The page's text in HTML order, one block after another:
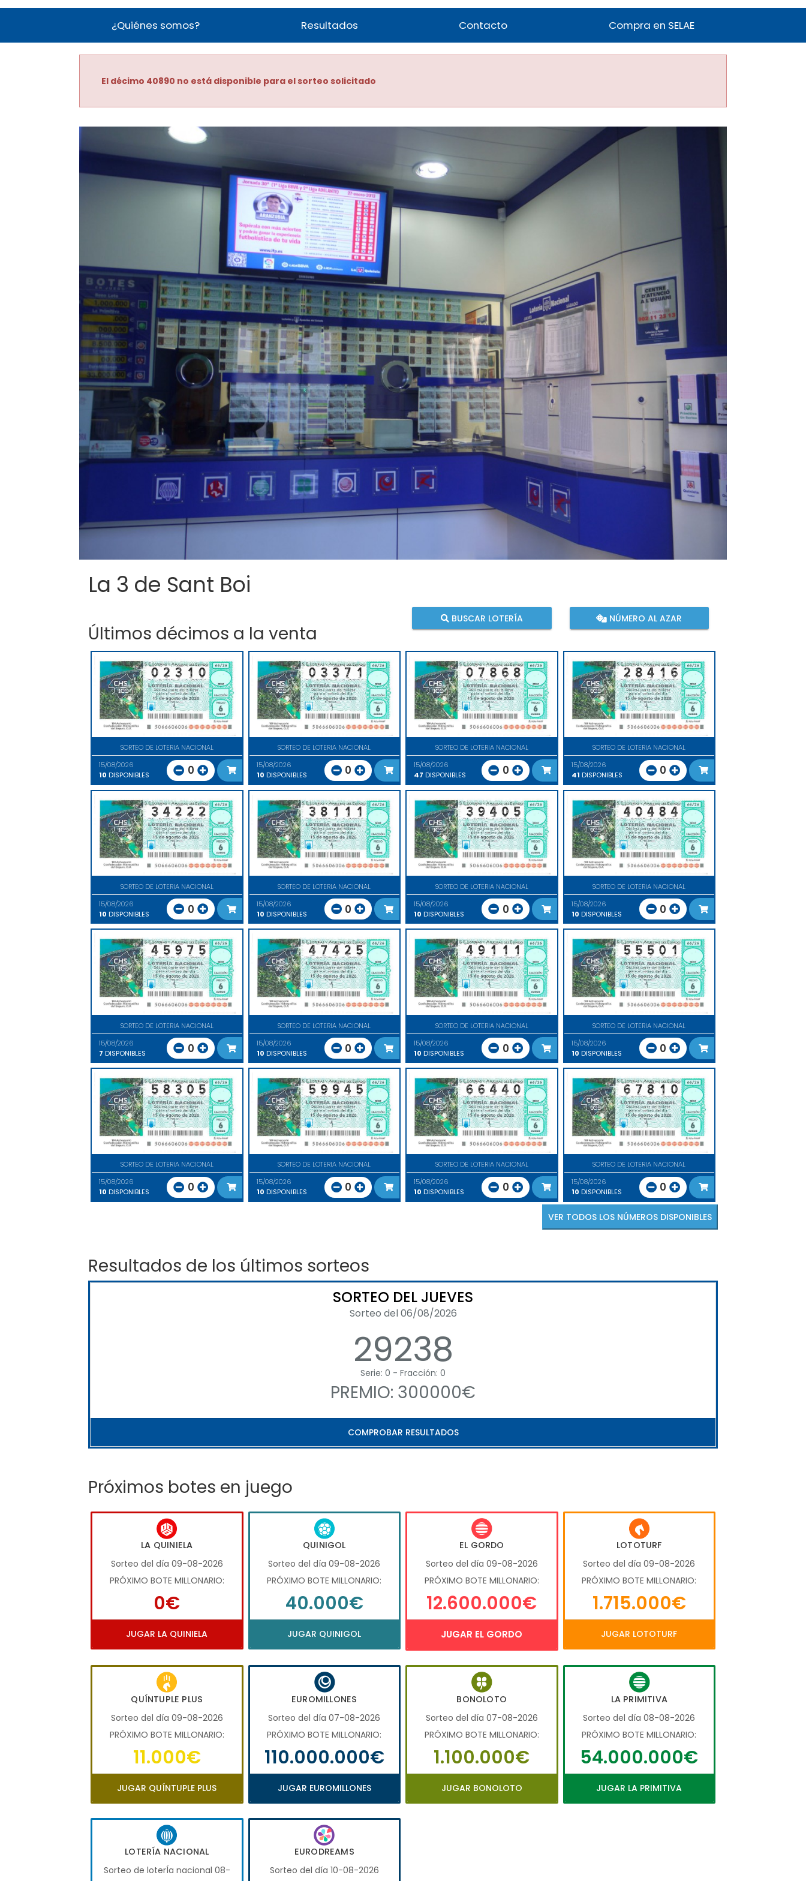
¿Quiénes somos? Resultados Contacto Compra en SELAE
El décimo 40890 no está disponible para el sorteo solicitado
La 3 de Sant Boi
Últimos décimos a la venta
BUSCAR LOTERÍA NÚMERO AL AZAR
SORTEO DE LOTERIA NACIONAL
15/08/2026
10 DISPONIBLES 0
SORTEO DE LOTERIA NACIONAL
15/08/2026
10 DISPONIBLES 0
SORTEO DE LOTERIA NACIONAL
15/08/2026
47 DISPONIBLES 0
SORTEO DE LOTERIA NACIONAL
15/08/2026
41 DISPONIBLES 0
SORTEO DE LOTERIA NACIONAL
15/08/2026
10 DISPONIBLES 0
SORTEO DE LOTERIA NACIONAL
15/08/2026
10 DISPONIBLES 0
SORTEO DE LOTERIA NACIONAL
15/08/2026
10 DISPONIBLES 0
SORTEO DE LOTERIA NACIONAL
15/08/2026
10 DISPONIBLES 0
SORTEO DE LOTERIA NACIONAL
15/08/2026
7 DISPONIBLES 0
SORTEO DE LOTERIA NACIONAL
15/08/2026
10 DISPONIBLES 0
SORTEO DE LOTERIA NACIONAL
15/08/2026
10 DISPONIBLES 0
SORTEO DE LOTERIA NACIONAL
15/08/2026
10 DISPONIBLES 0
SORTEO DE LOTERIA NACIONAL
15/08/2026
10 DISPONIBLES 0
SORTEO DE LOTERIA NACIONAL
15/08/2026
10 DISPONIBLES 0
SORTEO DE LOTERIA NACIONAL
15/08/2026
10 DISPONIBLES 0
SORTEO DE LOTERIA NACIONAL
15/08/2026
10 DISPONIBLES 0
VER TODOS LOS NÚMEROS DISPONIBLES
Resultados de los últimos sorteos
SORTEO DEL JUEVES
Sorteo del 06/08/2026
29238
Serie: 0 - Fracción: 0
PREMIO: 300000€
COMPROBAR RESULTADOS
Próximos botes en juego
LA QUINIELA
Sorteo del día 09-08-2026
PRÓXIMO BOTE MILLONARIO:
0€
JUGAR LA QUINIELA
QUINIGOL
Sorteo del día 09-08-2026
PRÓXIMO BOTE MILLONARIO:
40.000€
JUGAR QUINIGOL
EL GORDO
Sorteo del día 09-08-2026
PRÓXIMO BOTE MILLONARIO:
12.600.000€
JUGAR EL GORDO
LOTOTURF
Sorteo del día 09-08-2026
PRÓXIMO BOTE MILLONARIO:
1.715.000€
JUGAR LOTOTURF
QUÍNTUPLE PLUS
Sorteo del día 09-08-2026
PRÓXIMO BOTE MILLONARIO:
11.000€
JUGAR QUÍNTUPLE PLUS
EUROMILLONES
Sorteo del día 07-08-2026
PRÓXIMO BOTE MILLONARIO:
110.000.000€
JUGAR EUROMILLONES
BONOLOTO
Sorteo del día 07-08-2026
PRÓXIMO BOTE MILLONARIO:
1.100.000€
JUGAR BONOLOTO
LA PRIMITIVA
Sorteo del día 08-08-2026
PRÓXIMO BOTE MILLONARIO:
54.000.000€
JUGAR LA PRIMITIVA
LOTERÍA NACIONAL
Sorteo de loterÍa nacional 08-
EURODREAMS
Sorteo del día 10-08-2026